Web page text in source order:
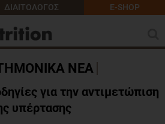
ΔΙΑΙΤΟΛΟΓΟΣ E-SHOP
ΝΕΑ
για την αντιμετώπιση
υπέρτασης